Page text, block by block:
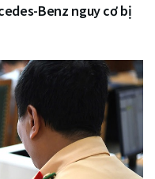
Benz nguy cơ bị